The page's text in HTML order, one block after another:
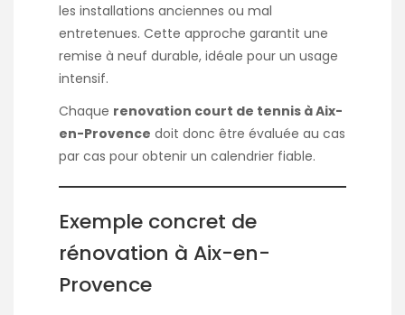
les installations anciennes ou mal
entretenues. Cette approche garantit une
remise à neuf durable, idéale pour un usage
intensif.
Chaque renovation court de tennis à Aix-
en-Provence doit donc être évaluée au cas
par cas pour obtenir un calendrier fiable.
Exemple concret de
rénovation à Aix-en-
Provence